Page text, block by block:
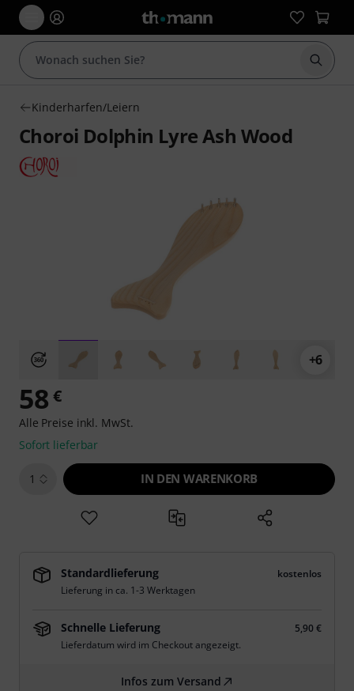
Suche
Kinderharfen/Leiern
Choroi Dolphin Lyre Ash Wood
+6
58 €
Alle Preise inkl. MwSt.
Sofort lieferbar
1 IN DEN WARENKORB
Standardlieferung
kostenlos
Lieferung in ca. 1-3 Werktagen
Schnelle Lieferung
5,90 €
Lieferdatum wird im Checkout angezeigt.
Infos zum Versand